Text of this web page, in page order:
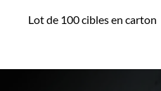
Lot de 100 cibles en carton